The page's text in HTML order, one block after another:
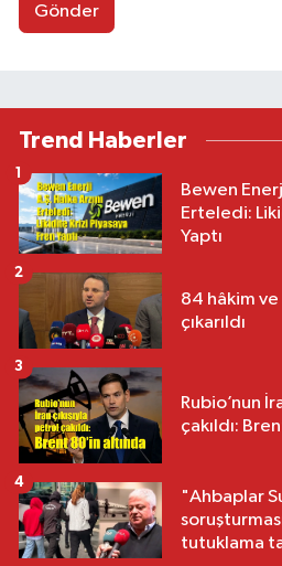
Gönder
Trend Haberler
Bewen
Erteledi:
Yaptı
1
84 hâkim ve
çıkarıldı
2
Rubio’nun
çakıldı:
3
"Ahbaplar
tutuklama
4